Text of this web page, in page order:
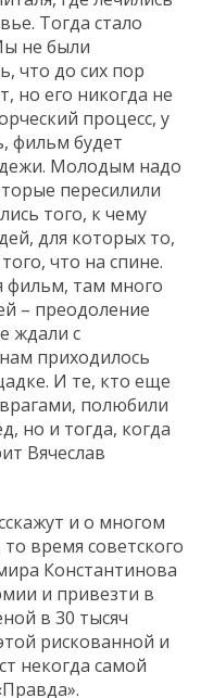
Тогда стало
не были
что до сих пор
но его никогда не
процесс, у
фильм будет
Молодым надо
пересилили
того, к чему
для которых то,
что на спине.
фильм, там много
– преодоление
ждали с
приходилось
И те, кто еще
полюбили
но и тогда, когда
Вячеслав
и о многом
время советского
Константинова
и привезти в
в 30 тысяч
рискованной и
некогда самой